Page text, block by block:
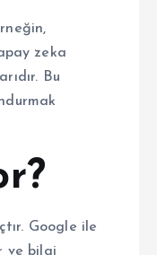
zeka
Bu
Google ile
ve bilgi